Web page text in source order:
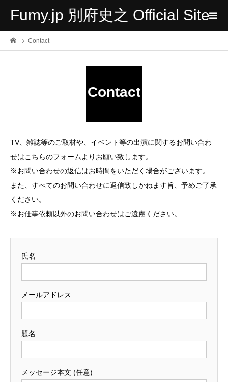
Fumy.jp 別府史之 Official Site
Contact
Contact
TV、雑誌等のご取材や、イベント等の出演に関するお問い合わ
せはこちらのフォームよりお願い致します。
※お問い合わせの返信はお時間をいただく場合がございます。
また、すべてのお問い合わせに返信致しかねます旨、予めご了承
ください。
※お仕事依頼以外のお問い合わせはご遠慮ください。
氏名
メールアドレス
題名
メッセージ本文 (任意)